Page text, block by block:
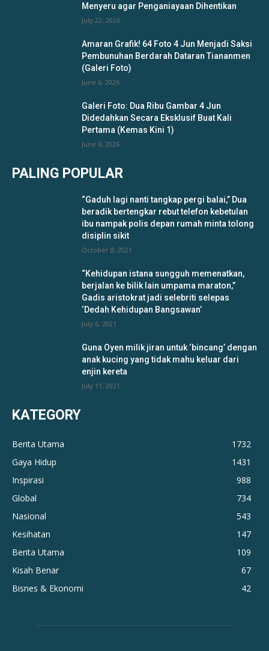
Menyeru agar Penganiayaan Dihentikan
July 22, 2026
Amaran Grafik! 64 Foto 4 Jun Menjadi Saksi
Pembunuhan Berdarah Dataran Tiananmen
(Galeri Foto)
June 6, 2026
Galeri Foto: Dua Ribu Gambar 4 Jun
Didedahkan Secara Eksklusif Buat Kali
Pertama (Kemas Kini 1)
June 6, 2026
PALING POPULAR
“Gaduh lagi nanti tangkap pergi balai,” Dua
beradik bertengkar rebut telefon kebetulan
ibu nampak polis depan rumah minta tolong
disiplin sikit
October 8, 2021
“Kehidupan istana sungguh memenatkan,
berjalan ke bilik lain umpama maraton,”
Gadis aristokrat jadi selebriti selepas
‘Dedah Kehidupan Bangsawan’
July 6, 2021
Guna Oyen milik jiran untuk ‘bincang’ dengan
anak kucing yang tidak mahu keluar dari
enjin kereta
July 11, 2021
KATEGORY
Berita Utama
1732
Gaya Hidup
1431
Inspirasi
988
Global
734
Nasional
543
Kesihatan
147
Berita Utama
109
Kisah Benar
67
Bisnes & Ekonomi
42